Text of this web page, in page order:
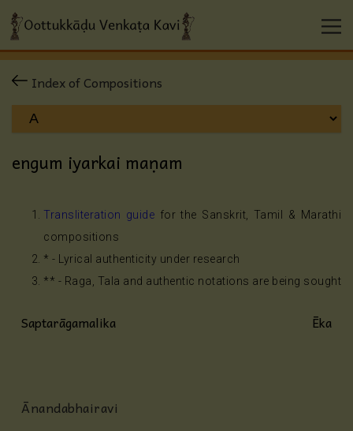
Index of Compositions
engum iyarkai maṇam
Transliteration guide for the Sanskrit, Tamil & Marathi
compositions
* - Lyrical authenticity under research
** - Raga, Tala and authentic notations are being sought
Saptarāgamalika Ēka
Ānandabhairavi